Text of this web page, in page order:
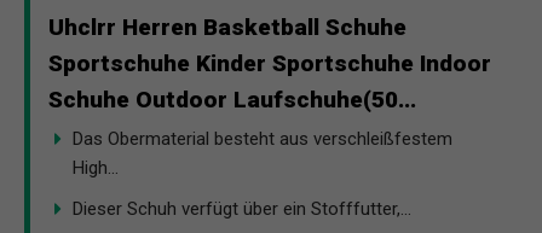
Uhclrr Herren Basketball Schuhe
Sportschuhe Kinder Sportschuhe Indoor
Schuhe Outdoor Laufschuhe(50...
Das Obermaterial besteht aus verschleißfestem
High...
Dieser Schuh verfügt über ein Stofffutter,...